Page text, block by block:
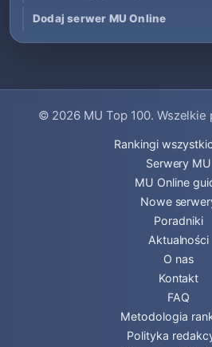
Dodaj serwer MU Online
© 2026 MU Top 100. Wszelkie
Rankingi
Serwery MU
MU Online
Nowe
Poradniki
Aktualności
O nas
Kontakt
FAQ
Metodologia
Polityka